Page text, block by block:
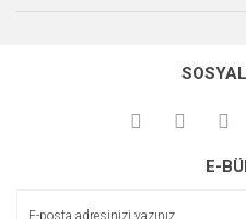
Ürün açıklamasında eksik
Bu ürüne benzer farklı
Sebahattin Özcan | 18/07/2024
E-